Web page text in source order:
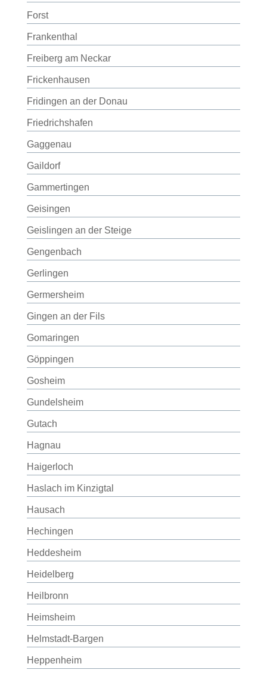
Forst
Frankenthal
Freiberg am Neckar
Frickenhausen
Fridingen an der Donau
Friedrichshafen
Gaggenau
Gaildorf
Gammertingen
Geisingen
Geislingen an der Steige
Gengenbach
Gerlingen
Germersheim
Gingen an der Fils
Gomaringen
Göppingen
Gosheim
Gundelsheim
Gutach
Hagnau
Haigerloch
Haslach im Kinzigtal
Hausach
Hechingen
Heddesheim
Heidelberg
Heilbronn
Heimsheim
Helmstadt-Bargen
Heppenheim